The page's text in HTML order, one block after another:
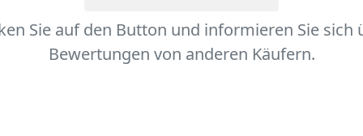
Sie auf den Button und informieren Sie sich
Bewertungen von anderen Käufern.